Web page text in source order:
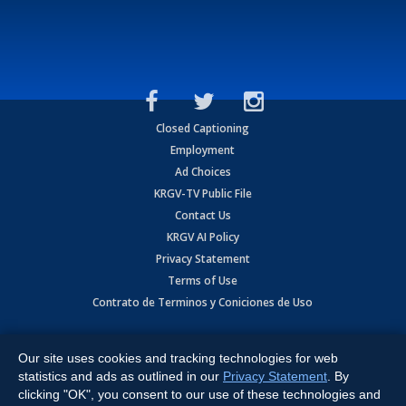
Closed Captioning
Employment
Ad Choices
KRGV-TV Public File
Contact Us
KRGV AI Policy
Privacy Statement
Terms of Use
Contrato de Terminos y Coniciones de Uso
Expressway, Weslaco, TX 78596.
All Rights Reserved. Powered by:Ruby Shore Software
Our site uses cookies and tracking technologies for web
statistics and ads as outlined in our Privacy Statement . By
clicking "OK", you consent to our use of these technologies and